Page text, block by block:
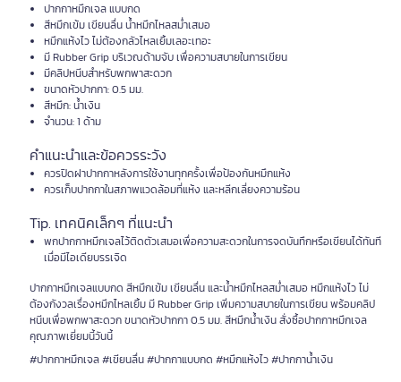
ปากกาหมึกเจล แบบกด
สีหมึกเข้ม เขียนลื่น น้ำหมึกไหลสม่ำเสมอ
หมึกแห้งไว ไม่ต้องกลัวไหลเยิ้มเลอะเทอะ
มี Rubber Grip บริเวณด้ามจับ เพื่อความสบายในการเขียน
มีคลิปหนีบสำหรับพกพาสะดวก
ขนาดหัวปากกา: 0.5 มม.
สีหมึก: น้ำเงิน
จำนวน: 1 ด้าม
คำแนะนำและข้อควรระวัง
ควรปิดฝาปากกาหลังการใช้งานทุกครั้งเพื่อป้องกันหมึกแห้ง
ควรเก็บปากกาในสภาพแวดล้อมที่แห้ง และหลีกเลี่ยงความร้อน
Tip. เทคนิคเล็กๆ ที่แนะนำ
พกปากกาหมึกเจลไว้ติดตัวเสมอเพื่อความสะดวกในการจดบันทึกหรือเขียนได้ทันที
เมื่อมีไอเดียบรรเจิด
ปากกาหมึกเจลแบบกด สีหมึกเข้ม เขียนลื่น และน้ำหมึกไหลสม่ำเสมอ หมึกแห้งไว ไม่
ต้องกังวลเรื่องหมึกไหลเยิ้ม มี Rubber Grip เพิ่มความสบายในการเขียน พร้อมคลิป
หนีบเพื่อพกพาสะดวก ขนาดหัวปากกา 0.5 มม. สีหมึกน้ำเงิน สั่งซื้อปากกาหมึกเจล
คุณภาพเยี่ยมนี้วันนี้
#ปากกาหมึกเจล #เขียนลื่น #ปากกาแบบกด #หมึกแห้งไว #ปากกาน้ำเงิน